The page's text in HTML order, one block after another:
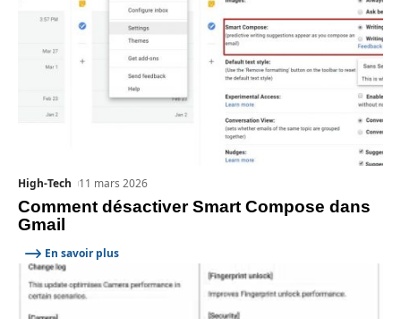
Comment désactiver Smart Compose dans
Gmail
High-Tech 11 mars 2026
En savoir plus